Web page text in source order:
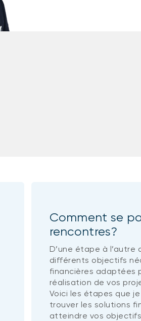
Comment se
rencontres?
D’une étape à l’autre
différents objectifs
financières adaptées
réalisation de vos
Voici les étapes que
trouver les solutions
atteindre vos